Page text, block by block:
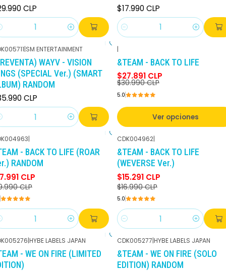
CLP $17.990 CLP
Cantidad
|SM ENTERTAINMENT
WAYV - VISION
(SPECIAL Ver.) (SMART
RANDOM
CLP
|
&TEAM - BACK TO LIFE
$27.891 CLP
$30.990 CLP
5.0
Ver opciones
DCTO
|
- BACK TO LIFE (ROAR
RANDOM
CLP
CLP
-10% DCTO
CDK004962|
&TEAM - BACK TO LIFE
(WEVERSE Ver.)
$15.291 CLP
$16.990 CLP
5.0
Cantidad
DCTO
|HYBE LABELS JAPAN
- WE ON FIRE (LIMITED
-10%DCTO
CDK005277|HYBE LABELS JAPAN
&TEAM - WE ON FIRE (SOLO
EDITION) RANDOM